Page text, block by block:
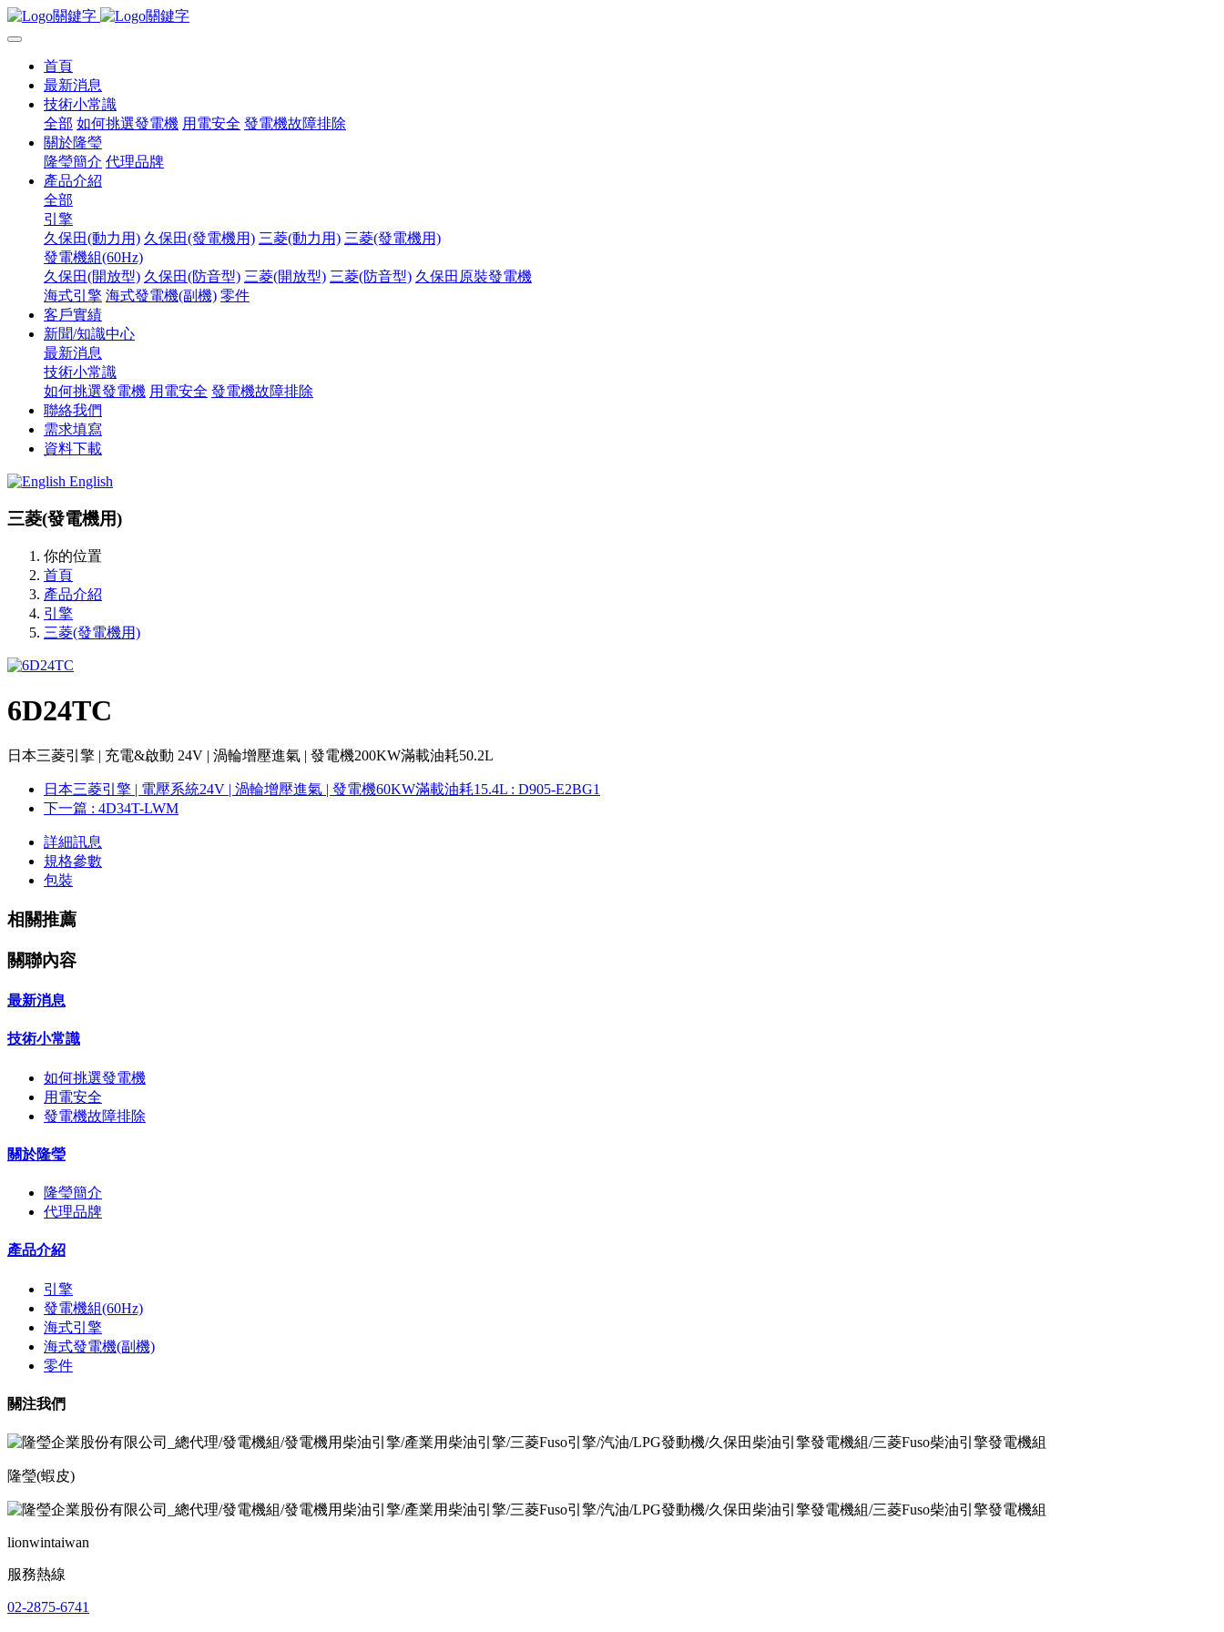
首頁
最新消息
技術小常識
全部 如何挑選發電機 用電安全 發電機故障排除
關於隆瑩
隆瑩簡介 代理品牌
產品介紹
全部
引擎
久保田(動力用) 久保田(發電機用) 三菱(動力用) 三菱(發電機用)
發電機組(60Hz)
久保田(開放型) 久保田(防音型) 三菱(開放型) 三菱(防音型) 久保田原裝發電機
海式引擎 海式發電機(副機) 零件
客戶實績
新聞/知識中心
最新消息
技術小常識
如何挑選發電機 用電安全 發電機故障排除
聯絡我們
需求填寫
資料下載
English
三菱(發電機用)
你的位置
首頁
產品介紹
引擎
三菱(發電機用)
6D24TC
日本三菱引擎 | 充電&啟動 24V | 渦輪增壓進氣 | 發電機200KW滿載油耗50.2L
日本三菱引擎 | 電壓系統24V | 渦輪增壓進氣 | 發電機60KW滿載油耗15.4L : D905-E2BG1
下一篇 : 4D34T-LWM
詳細訊息
規格參數
包裝
相關推薦
關聯內容
最新消息
技術小常識
如何挑選發電機
用電安全
發電機故障排除
關於隆瑩
隆瑩簡介
代理品牌
產品介紹
引擎
發電機組(60Hz)
海式引擎
海式發電機(副機)
零件
關注我們
隆瑩(蝦皮)
lionwintaiwan
服務熱線
02-2875-6741